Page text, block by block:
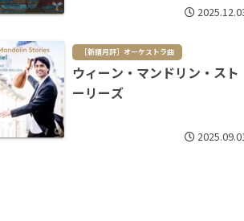
［新譜月評］オーケストラ曲
ウィーン・マンドリン・スト
ーリーズ